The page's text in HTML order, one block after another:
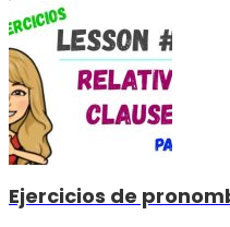
Ejercicios de